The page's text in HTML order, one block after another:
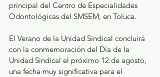
principal del Centro de Especialidades
Odontológicas del SMSEM, en Toluca.
El Verano de la Unidad Sindical concluirá
con la conmemoración del Día de la
Unidad Sindical el próximo 12 de agosto,
una fecha muy significativa para el